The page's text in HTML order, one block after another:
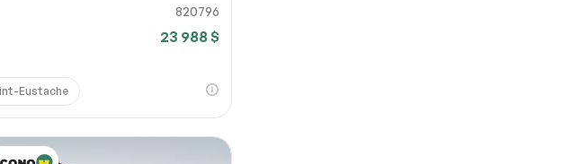
820796
23 988 $
Eustache